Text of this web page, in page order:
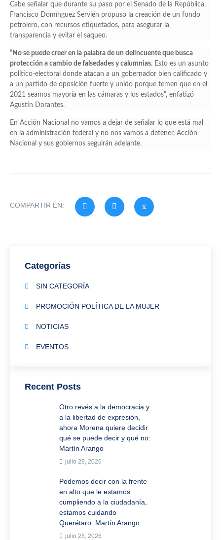
Cabe señalar que durante su paso por el Senado de la República,
Francisco Domínguez Servién propuso la creación de un fondo
petrolero, con recursos etiquetados, para asegurar la
transparencia y evitar el saqueo.
“ No se puede creer en la palabra de un delincuente que busca
protección a cambio de falsedades y calumnias. Esto es un asunto
político-electoral donde atacan a un gobernador bien calificado y
a un partido de oposición fuerte y unido porque temen que en el
2021 seamos mayoría en las cámaras y los estados”, enfatizó
Agustín Dorantes.
En Acción Nacional no vamos a dejar de señalar lo que está mal
en la administración federal y no nos vamos a detener, Acción
Nacional y sus gobiernos seguirán adelante.
COMPARTIR EN:
Categorías
SIN CATEGORÍA
PROMOCIÓN POLÍTICA DE LA MUJER
NOTICIAS
EVENTOS
Recent Posts
Otro revés a la democracia y
a la libertad de expresión,
ahora Morena quiere decidir
qué se puede decir y qué no:
Martín Arango
julio 29, 2026
Podemos decir con la frente
en alto que le estamos
cumpliendo a la ciudadanía,
estamos cuidando
Querétaro: Martín Arango
julio 28, 2026